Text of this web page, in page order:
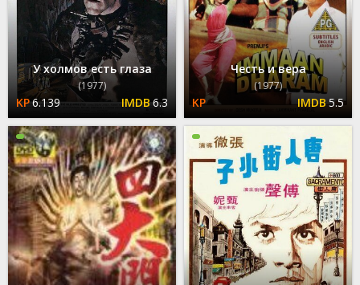
У холмов есть глаза
(1977)
6.139 6.3
Честь и вера
(1977)
5.5